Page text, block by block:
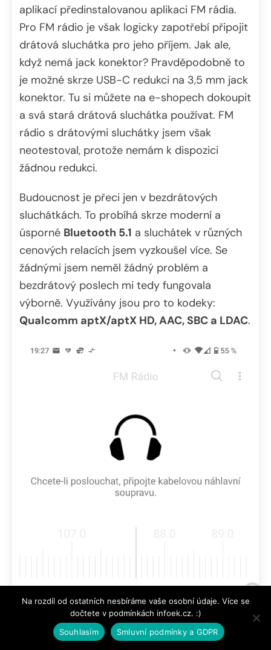
aplikací předinstalovanou aplikaci FM rádia.
Pro FM rádio je však logicky zapotřebí připojit
drátová sluchátka pro jeho příjem. Jak ale,
když nemá jack konektor? Pravděpodobně to
je možné skrze USB-C redukci na 3,5 mm jack
konektor. Tu si můžete na e-shopech dokoupit
a svá stará drátová sluchátka používat. FM
rádio s drátovými sluchátky jsem však
neotestoval, protože nemám k dispozici
žádnou redukci.
Budoucnost je přeci jen v bezdrátových
sluchátkách. To probíhá skrze moderní a
úsporné Bluetooth 5.1 a sluchátek v různých
cenových relacích jsem vyzkoušel více. Se
žádnými jsem neměl žádný problém a
bezdrátový poslech mi tedy fungovala
výborně. Využívány jsou pro to kodeky:
Qualcomm aptX/aptX HD, AAC, SBC a LDAC.
Na rozdíl od ostatních nesbíráme vaše osobní údaje. Více se
dočtete v podmínkách infoek.cz. :)
Souhlasím
Smluvní podmínky a GDPR